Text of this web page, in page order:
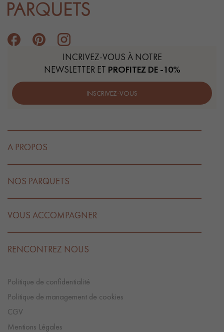
INCRIVEZ-VOUS À NOTRE
NEWSLETTER ET PROFITEZ DE -10%
INSCRIVEZ-VOUS
A PROPOS
NOS PARQUETS
VOUS ACCOMPAGNER
RENCONTREZ NOUS
Politique de confidentialité
Politique de management de cookies
CGV
Mentions Légales